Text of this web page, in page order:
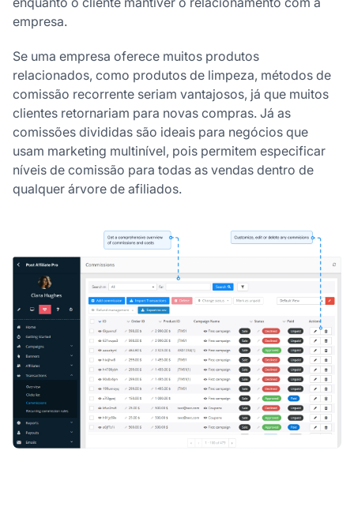
empresa.
Se uma empresa oferece muitos produtos
relacionados, como produtos de limpeza, métodos de
comissão recorrente seriam vantajosos, já que muitos
clientes retornariam para novas compras. Já as
comissões divididas são ideais para negócios que
usam marketing multinível, pois permitem especificar
níveis de comissão para todas as vendas dentro de
qualquer árvore de afiliados.